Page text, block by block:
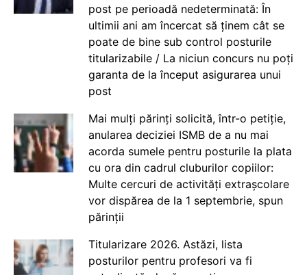
post pe perioadă nedeterminată: În
ultimii ani am încercat să ținem cât se
poate de bine sub control posturile
titularizabile / La niciun concurs nu poți
garanta de la început asigurarea unui
post
Mai mulți părinți solicită, într-o petiție,
anularea deciziei ISMB de a nu mai
acorda sumele pentru posturile la plata
cu ora din cadrul cluburilor copiilor:
Multe cercuri de activități extrașcolare
vor dispărea de la 1 septembrie, spun
părinții
Titularizare 2026. Astăzi, lista
posturilor pentru profesori va fi